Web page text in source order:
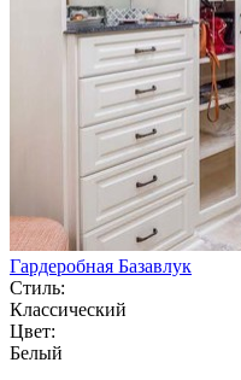
Гардеробная Базавлук
Стиль:
Классический
Цвет:
Белый